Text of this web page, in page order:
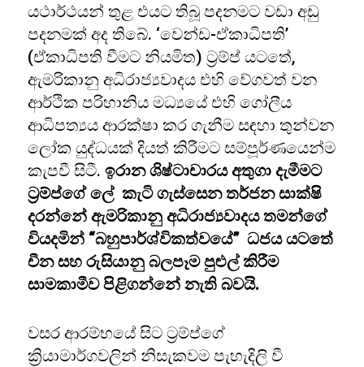
යථාර්ථයන් තුළ එයට තිබූ පදනමට වඩා අඩු
පදනමක් අද තිබේ. ‘වෙන්ඩ-ඒකාධිපති’
(ඒකාධිපති වීමට නියමිත) ට්‍රම්ප් යටතේ,
ඇමරිකානු අධිරාජ්‍යවාදය එහි වේගවත් වන
ආර්ථික පරිහානිය මධ්‍යයේ එහි ගෝලීය
ආධිපත්‍යය ආරක්ෂා කර ගැනීම සඳහා තුන්වන
ලෝක යුද්ධයක් දියත් කිරීමට සම්පූර්ණයෙන්ම
කැපවී සිටී.ඉරාන ශිෂ්ටාචාරය අතුගා දැමීමට
ට්‍රම්ප්ගේලේ කැටි ගැස්සෙනතර්ජන සාක්ෂි
දරන්නේ ඇමරිකානු අධිරාජ්‍යවාදයතමන්ගේ
වියදමින් “බහුපාර්ශ්විකත්වයේ” ධජය යටතේ
චීන සහ රුසියානු බලපෑම පුළුල් කිරීම
සාමකාමීව පිළිගන්නේ නැති බවයි.
වසර ආරම්භයේ සිට ට්‍රම්ප්ගේ
ක්‍රියාමාර්ගවලින් නිසැකවම පැහැදිලි වී